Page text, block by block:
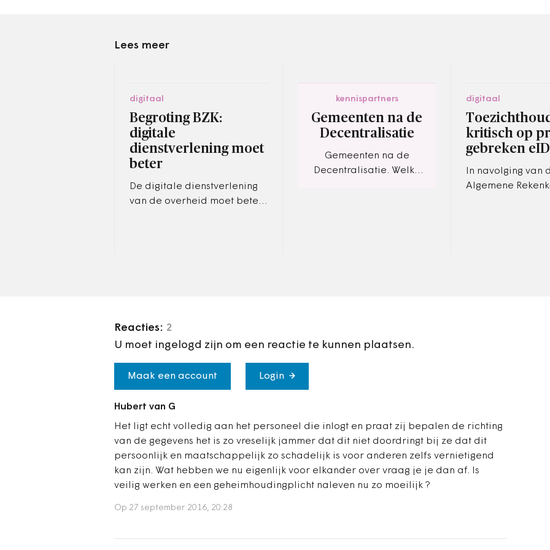
Lees meer
digitaal
Begroting BZK:
digitale
dienstverlening moet
beter
De digitale dienstverlening
van de overheid moet beter.
kennispartners
Gemeenten na de
Decentralisatie
Gemeenten na de
Decentralisatie. Welke
digitaal
kritisch op
gebreken
In navolging van
Algemene
Reacties: 2
U moet ingelogd zijn om een reactie te kunnen plaatsen.
Maak een account Login
Hubert van G
Het ligt echt volledig aan het personeel die inlogt en praat zij bepalen de richting
van de gegevens het is zo vreselijk jammer dat dit niet doordringt bij ze dat dit
persoonlijk en maatschappelijk zo schadelijk is voor anderen zelfs vernietigend
kan zijn. Wat hebben we nu eigenlijk voor elkander over vraag je je dan af. Is
veilig werken en een geheimhoudingplicht naleven nu zo moeilijk ?
Op 27 september 2016, 20:28